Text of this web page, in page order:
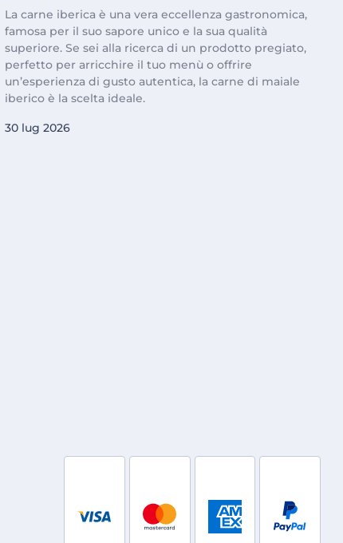
La carne iberica è una vera eccellenza gastronomica,
famosa per il suo sapore unico e la sua qualità
superiore. Se sei alla ricerca di un prodotto pregiato,
perfetto per arricchire il tuo menù o offrire
un’esperienza di gusto autentica, la carne di maiale
iberico è la scelta ideale.
30 lug 2026